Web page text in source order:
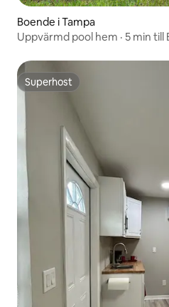
Boende i Tampa
Uppvärmd pool hem · 5 min till
Superhost
Superhost